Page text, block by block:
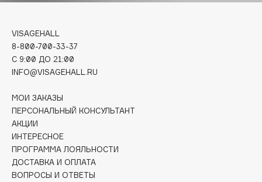
Clarins Precious
Clinique
Clive Christian
Club De Nuit
Collagenina
Consly
Corimo
CosRX
Cottolina
VISAGEHALL
8-800-700-33-37
C 9:00 ДО 21:00
INFO@VISAGEHALL.RU
МОИ ЗАКАЗЫ
ПЕРСОНАЛЬНЫЙ КОНСУЛЬТАНТ
АКЦИИ
ИНТЕРЕСНОЕ
ПРОГРАММА ЛОЯЛЬНОСТИ
ДОСТАВКА И ОПЛАТА
ВОПРОСЫ И ОТВЕТЫ